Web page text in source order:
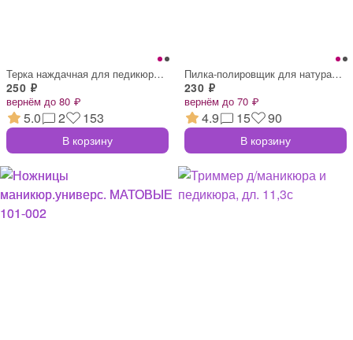
Терка наждачная для педикюра, абразив. 1
250 ₽
вернём до 80 ₽
5.0 2 153
В корзину
Пилка-полировщик для натуральных ногтей
230 ₽
вернём до 70 ₽
4.9 15 90
В корзину